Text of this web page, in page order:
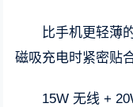
比手机更轻薄
磁吸充电时紧密贴
15W 无线 +